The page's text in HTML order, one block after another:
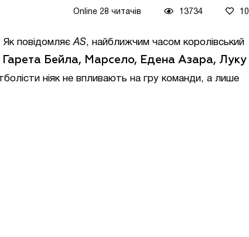
Online 28 читачів 13734 10
Як повідомляєAS, найближчим часом королівський
Гарета Бейла, Марсело, Едена Азара, Луку
ніяк не впливають на гру команди, а лише